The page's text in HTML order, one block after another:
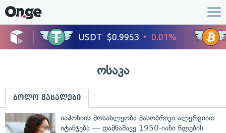
ოსაკა
ბოლო მასალები
იაპონიის მოსახლეობა მასობრივი ალერგიით
იტანჯება — დამნაშავე 1950-იანი წლების